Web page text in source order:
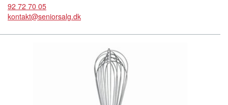
92 72 70 05
kontakt@seniorsalg.dk